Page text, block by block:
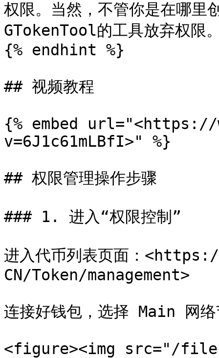
权限。当然，不管你是在哪里
GTokenTool的工具放弃权限
{% endhint %}
## 视频教程
{% embed url="<https://
v=6J1c61mLBfI>" %}
## 权限管理操作步骤
### 1. 进入“权限控制”
进入代币列表页面：
CN/Token/management>
连接好钱包，选择 Main 网络
<figure><img src="/